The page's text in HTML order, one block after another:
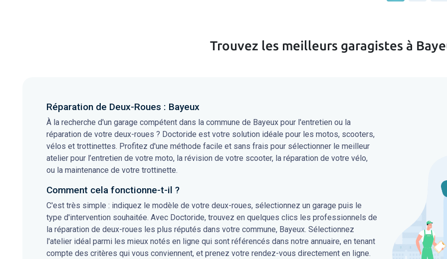
Trouvez les meilleurs garagistes à
Réparation de Deux-Roues : Bayeux
À la recherche d'un garage compétent dans la commune de Bayeux pour l'entretien ou la
réparation de votre deux-roues ? Doctoride est votre solution idéale pour les motos, scooters,
vélos et trottinettes. Profitez d'une méthode facile et sans frais pour sélectionner le meilleur
atelier pour l’entretien de votre moto, la révision de votre scooter, la réparation de votre vélo,
ou la maintenance de votre trottinette.
Comment cela fonctionne-t-il ?
C'est très simple : indiquez le modèle de votre deux-roues, sélectionnez un garage puis le
type d'intervention souhaitée. Avec Doctoride, trouvez en quelques clics les professionnels de
la réparation de deux-roues les plus réputés dans votre commune, Bayeux. Sélectionnez
l'atelier idéal parmi les mieux notés en ligne qui sont référencés dans notre annuaire, en tenant
compte des critères qui vous conviennent, et prenez votre rendez-vous directement en ligne.